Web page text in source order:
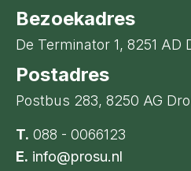
Bezoekadres
De Terminator 1, 8251 AD
Postadres
Postbus 283, 8250 AG
T. 088 - 0066123
E. info@prosu.nl